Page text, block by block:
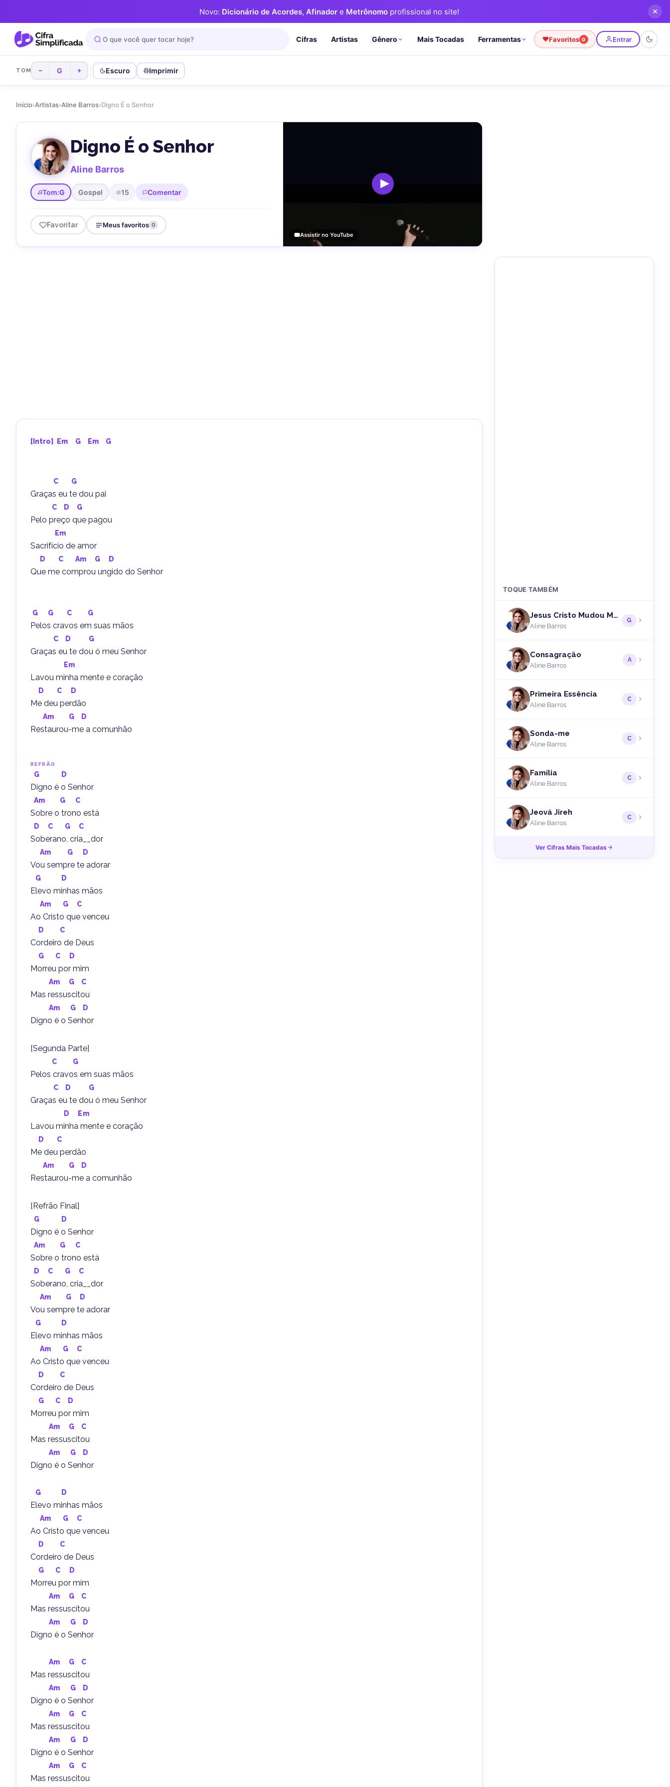
Novo: Dicionário de Acordes, Afinadore Metrônomoprofissional no site!
Cifras Artistas Gênero Mais Tocadas Ferramentas Favoritos 0 Entrar
TOM − G + Escuro Imprimir
Início›Artistas›Aline Barros›Digno É o Senhor
Digno É o Senhor
Aline Barros
Tom:G Gospel 15 Comentar
Favoritar Meus favoritos 0
Assistir no YouTube
[Intro] Em G Em G
C G
Graças eu te dou pai
C D G
Pelo preço que pagou
Em
Sacrifício de amor
D C Am G D
Que me comprou ungido do Senhor
G G C G
Pelos cravos em suas mãos
C D G
Graças eu te dou ó meu Senhor
Em
Lavou minha mente e coração
D C D
Me deu perdão
Am G D
Restaurou-me a comunhão
REFRÃO
G D
Digno é o Senhor
Am G C
Sobre o trono está
D C G C
Soberano, cria__dor
Am G D
Vou sempre te adorar
G D
Elevo minhas mãos
Am G C
Ao Cristo que venceu
D C
Cordeiro de Deus
G C D
Morreu por mim
Am G C
Mas ressuscitou
Am G D
Digno é o Senhor
[Segunda Parte]
C G
Pelos cravos em suas mãos
C D G
Graças eu te dou ó meu Senhor
D Em
Lavou minha mente e coração
D C
Me deu perdão
Am G D
Restaurou-me a comunhão
[Refrão Final]
G D
Digno é o Senhor
Am G C
Sobre o trono está
D C G C
Soberano, cria__dor
Am G D
Vou sempre te adorar
G D
Elevo minhas mãos
Am G C
Ao Cristo que venceu
D C
Cordeiro de Deus
G C D
Morreu por mim
Am G C
Mas ressuscitou
Am G D
Digno é o Senhor
G D
Elevo minhas mãos
Am G C
Ao Cristo que venceu
D C
Cordeiro de Deus
G C D
Morreu por mim
Am G C
Mas ressuscitou
Am G D
Digno é o Senhor
Am G C
Mas ressuscitou
Am G D
Digno é o Senhor
Am G C
Mas ressuscitou
Am G D
Digno é o Senhor
Am G C
Mas ressuscitou
TOQUE TAMBÉM
Jesus Cristo Mudou Meu Viver
Aline Barros
G
Consagração
Aline Barros
A
Primeira Essência
Aline Barros
C
Sonda-me
Aline Barros
C
Família
Aline Barros
C
Jeová Jireh
Aline Barros
C
Ver Cifras Mais Tocadas